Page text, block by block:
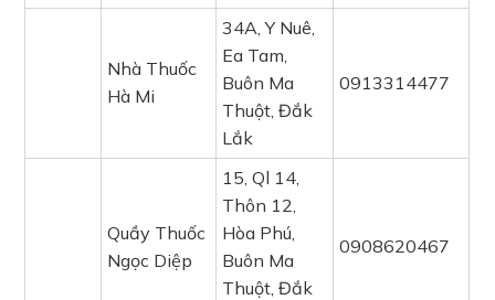
Nhà Thuốc
Hà Mi
34A, Y Nuê,
Ea Tam,
Buôn Ma
Thuột, Đắk
Lắk
0913314477
Quầy Thuốc
Ngọc Diệp
15, Ql 14,
Thôn 12,
Hòa Phú,
Buôn Ma
Thuột, Đắk
0908620467